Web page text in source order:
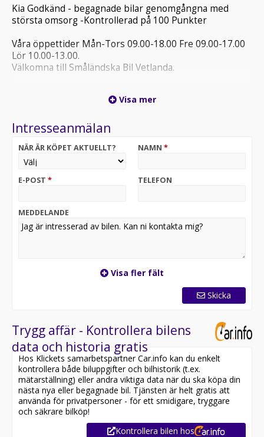
Kia Godkänd - begagnade bilar genomgångna med
största omsorg -Kontrollerad på 100 Punkter
Våra öppettider Mån-Tors 09.00-18.00 Fre 09.00-17.00
Lör 10.00-13.00.
Välkomna till Småländska Bil Vetlanda.
kan ha eCall- och appfunktioner som kan påverkas av
säljare för mer information.
Visa mer
Intresseanmälan
NÄR ÄR KÖPET AKTUELLT? NAMN *
E-POST * TELEFON
MEDDELANDE
Visa fler fält
Skicka
Trygg affär - Kontrollera bilens
data och historia gratis
Hos Klickets samarbetspartner Car.info kan du enkelt
kontrollera både biluppgifter och bilhistorik (t.ex.
mätarställning) eller andra viktiga data när du ska köpa din
nästa nya eller begagnade bil. Tjänsten är helt gratis att
använda för privatpersoner - för ett smidigare, tryggare
och säkrare bilköp!
Kontrollera bilen hos